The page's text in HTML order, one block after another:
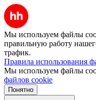
Мы используем файлы
правильную работу
трафик.
Правила использования
Мы используем файлы
файлов cookie
Понятно